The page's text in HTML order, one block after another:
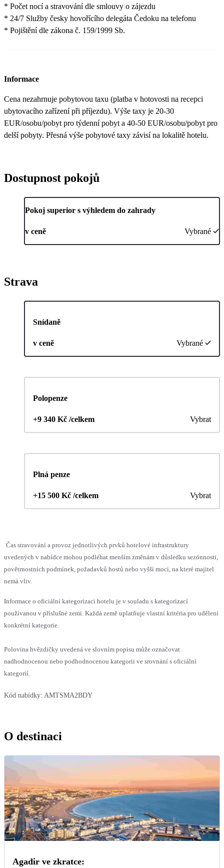
* Počet nocí a stravování dle smlouvy o zájezdu
* 24/7 Služby česky hovořícího delegáta Čedoku na telefonu
* Pojištění dle zákona č. 159/1999 Sb.
Informace
Cena nezahrnuje pobytovou taxu (platba v hotovosti na recepci
ubytovacího zařízení při příjezdu). Výše taxy je 20-30
EUR/osobu/pobyt pro týdenní pobyt a 40-50 EUR/osobu/pobyt pro
delší pobyty. Přesná výše pobytové taxy závisí na lokalitě hotelu.
Dostupnost pokojů
Pokoj superior s výhledem do zahrady
v ceně Vybrané
Strava
Snídaně
v ceně Vybrané
Polopenze
+9 340 Kč /celkem Vybrat
Plná penze
+15 500 Kč /celkem Vybrat
Čas stravování a provoz jednotlivých prvků hotelové infrastruktury
uvedených v nabídce mohou podléhat menším změnám v důsledku sezónnosti,
povětrnostních podmínek, požadavků hostů nebo vyšší moci, na které majitel
nemá vliv.
Informace o oficiální kategorizaci hotelu je v souladu s kategorizací
používanou v příslušné zemi. Každá země uplatňuje vlastní kritéria pro udělení
konkrétní kategorie.
Polovina hvězdičky uvedená ve slovním popisu může označovat
nadhodnocenou nebo podhodnocenou kategorii ve srovnání s oficiální
kategorií.
Kód nabídky: AMTSMA2BDY
O destinaci
Agadir ve zkratce: